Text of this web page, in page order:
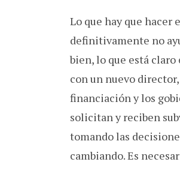
Lo que hay que hacer
definitivamente no
bien, lo que está claro
con un nuevo
financiación y los
solicitan y reciben
tomando las
cambiando. Es